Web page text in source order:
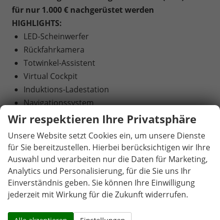
für nur 1.000 € nachgerüstet werden
HIGHLIGHTS:
LED-Scheinwerfer
Rückfahrkamera
Totwinkel-Assistent
Virtual Cockpit
Induktions-Ladestation
Navigationssystem
Fernlichtassistent (Light Assist)
Abstandstempomat (Adaptive Cruise Control)
Einparkhilfe vorne
Keyless Entry
Sitzheizung vorne
Lenkradheizung
2 Zonen Klimaautomatik
Wir respektieren Ihre Privatsphäre
Unsere Website setzt Cookies ein, um unsere Dienste
für Sie bereitzustellen. Hierbei berücksichtigen wir Ihre
Auswahl und verarbeiten nur die Daten für Marketing,
Analytics und Personalisierung, für die Sie uns Ihr
Einverständnis geben. Sie können Ihre Einwilligung
jederzeit mit Wirkung für die Zukunft widerrufen.